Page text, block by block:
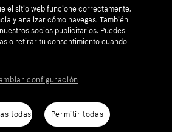
CookiesKlarna.com
el sitio web funcione correctamente,
y analizar cómo navegas. También
socios publicitarios. Puedes
o retirar tu consentimiento cuando
todas Permitir todas
configuración